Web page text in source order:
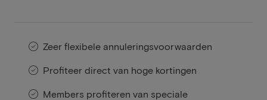
Zeer flexibele annuleringsvoorwaarden
Profiteer direct van hoge kortingen
Members profiteren van speciale